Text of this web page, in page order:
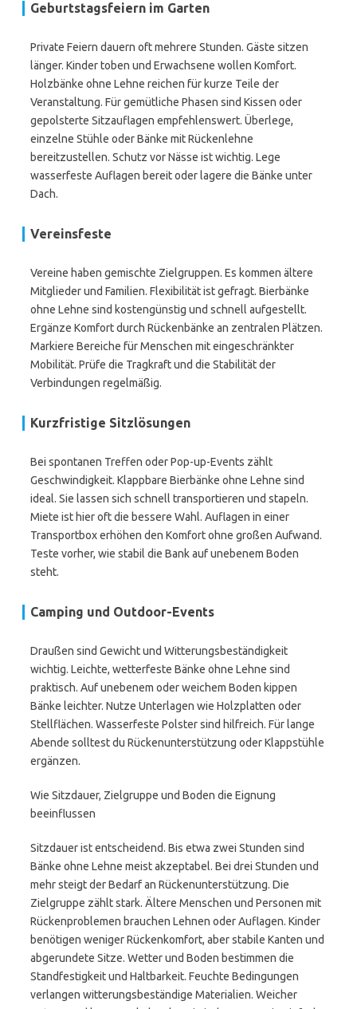
Geburtstagsfeiern im Garten
Private Feiern dauern oft mehrere Stunden. Gäste sitzen
länger. Kinder toben und Erwachsene wollen Komfort.
Holzbänke ohne Lehne reichen für kurze Teile der
Veranstaltung. Für gemütliche Phasen sind Kissen oder
gepolsterte Sitzauflagen empfehlenswert. Überlege,
einzelne Stühle oder Bänke mit Rückenlehne
bereitzustellen. Schutz vor Nässe ist wichtig. Lege
wasserfeste Auflagen bereit oder lagere die Bänke unter
Dach.
Vereinsfeste
Vereine haben gemischte Zielgruppen. Es kommen ältere
Mitglieder und Familien. Flexibilität ist gefragt. Bierbänke
ohne Lehne sind kostengünstig und schnell aufgestellt.
Ergänze Komfort durch Rückenbänke an zentralen Plätzen.
Markiere Bereiche für Menschen mit eingeschränkter
Mobilität. Prüfe die Tragkraft und die Stabilität der
Verbindungen regelmäßig.
Kurzfristige Sitzlösungen
Bei spontanen Treffen oder Pop-up-Events zählt
Geschwindigkeit. Klappbare Bierbänke ohne Lehne sind
ideal. Sie lassen sich schnell transportieren und stapeln.
Miete ist hier oft die bessere Wahl. Auflagen in einer
Transportbox erhöhen den Komfort ohne großen Aufwand.
Teste vorher, wie stabil die Bank auf unebenem Boden
steht.
Camping und Outdoor-Events
Draußen sind Gewicht und Witterungsbeständigkeit
wichtig. Leichte, wetterfeste Bänke ohne Lehne sind
praktisch. Auf unebenem oder weichem Boden kippen
Bänke leichter. Nutze Unterlagen wie Holzplatten oder
Stellflächen. Wasserfeste Polster sind hilfreich. Für lange
Abende solltest du Rückenunterstützung oder Klappstühle
ergänzen.
Wie Sitzdauer, Zielgruppe und Boden die Eignung
beeinflussen
Sitzdauer ist entscheidend. Bis etwa zwei Stunden sind
Bänke ohne Lehne meist akzeptabel. Bei drei Stunden und
mehr steigt der Bedarf an Rückenunterstützung. Die
Zielgruppe zählt stark. Ältere Menschen und Personen mit
Rückenproblemen brauchen Lehnen oder Auflagen. Kinder
benötigen weniger Rückenkomfort, aber stabile Kanten und
abgerundete Sitze. Wetter und Boden bestimmen die
Standfestigkeit und Haltbarkeit. Feuchte Bedingungen
verlangen witterungsbeständige Materialien. Weicher